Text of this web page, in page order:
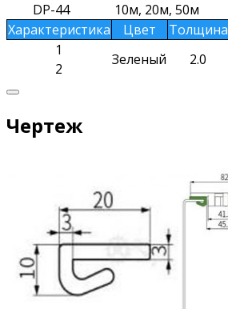
DP-44
10м, 20м, 50м
Характеристика
Цвет Толщина
1
Зеленый 2.0
2
Чертеж